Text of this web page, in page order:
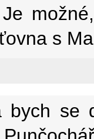
s
bych se